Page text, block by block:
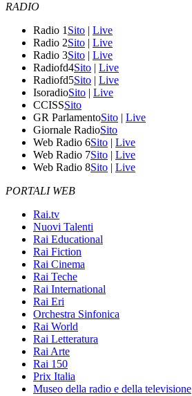
RADIO
Radio 1 Sito | Live
Radio 2Sito | Live
Radio 3Sito | Live
Radiofd4Sito | Live
Radiofd5Sito | Live
IsoradioSito | Live
CCISSSito
GR ParlamentoSito | Live
Giornale RadioSito
Web Radio 6Sito | Live
Web Radio 7Sito | Live
Web Radio 8Sito | Live
PORTALI WEB
Rai.tv
Nuovi Talenti
Rai Educational
Rai Fiction
Rai Cinema
Rai Teche
Rai International
Rai Eri
Orchestra Sinfonica
Rai World
Rai Letteratura
Rai Arte
Rai 150
Prix Italia
Museo della radio e della televisione